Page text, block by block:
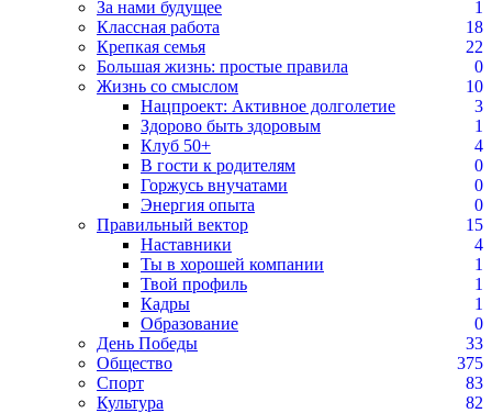
За нами будущее
1
Классная работа
18
Крепкая семья
22
Большая жизнь: простые правила
0
Жизнь со смыслом
10
Нацпроект: Активное долголетие
3
Здорово быть здоровым
1
Клуб 50+
4
В гости к родителям
0
Горжусь внучатами
0
Энергия опыта
0
Правильный вектор
15
Наставники
4
Ты в хорошей компании
1
Твой профиль
1
Кадры
1
Образование
0
День Победы
33
Общество
375
Спорт
83
Культура
82